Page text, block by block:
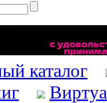
каталог